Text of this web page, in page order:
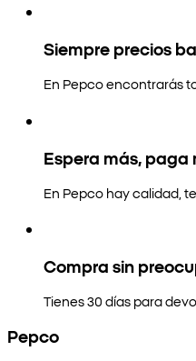
Siempre precios
En Pepco encontrarás
Espera más, paga
En Pepco hay calidad,
Compra sin
Tienes 30 días para
Pepco